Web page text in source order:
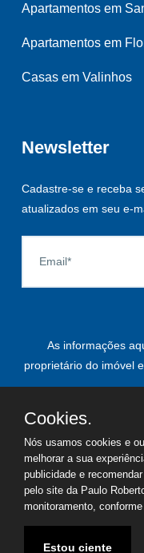
Apartamentos em
Apartamentos em
Casas em Valinhos
Newsletter
Cadastre-se e receba
atualizados em seu e-
As informações
proprietário do imóvel
©2026Copyright -
Cookies.
Nós usamos cookies e
melhorar a sua
publicidade e
pelo site da Paulo
monitoramento,
Estou ciente